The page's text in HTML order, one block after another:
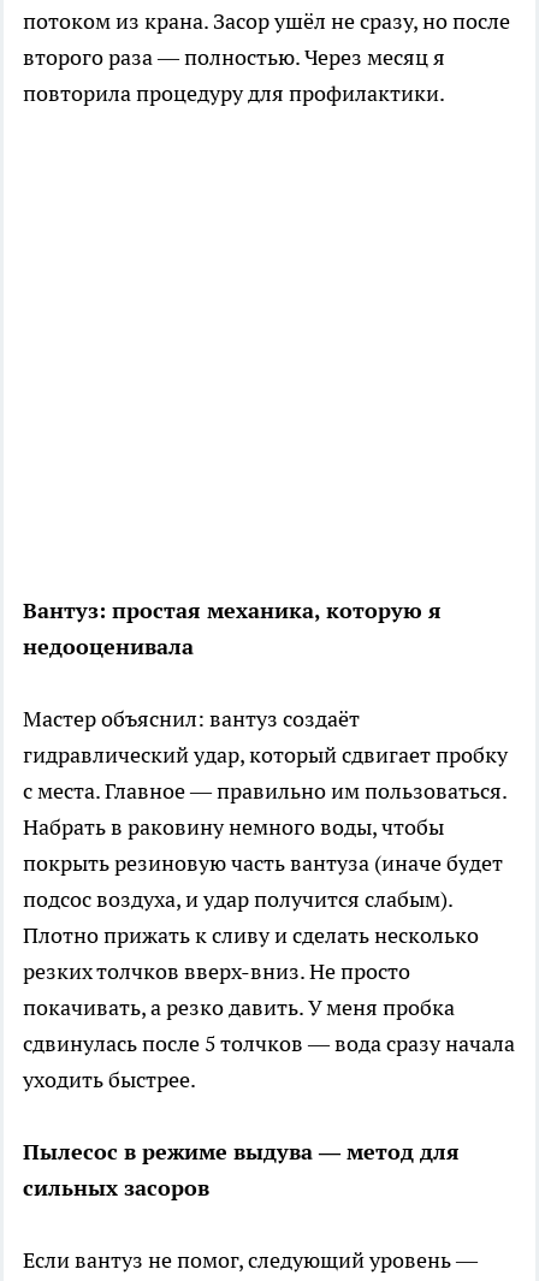
потоком из крана. Засор ушёл не сразу, но после
второго раза — полностью. Через месяц я
повторила процедуру для профилактики.
Вантуз: простая механика, которую я
недооценивала
Мастер объяснил: вантуз создаёт
гидравлический удар, который сдвигает пробку
с места. Главное — правильно им пользоваться.
Набрать в раковину немного воды, чтобы
покрыть резиновую часть вантуза (иначе будет
подсос воздуха, и удар получится слабым).
Плотно прижать к сливу и сделать несколько
резких толчков вверх-вниз. Не просто
покачивать, а резко давить. У меня пробка
сдвинулась после 5 толчков — вода сразу начала
уходить быстрее.
Пылесос в режиме выдува — метод для
сильных засоров
Если вантуз не помог, следующий уровень —